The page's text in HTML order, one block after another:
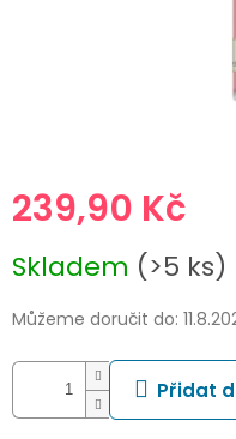
239,90 Kč
cena:
Skladem (>5 ks)
Můžeme doručit do:
Přidat